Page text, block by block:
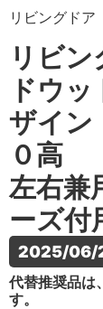
リビングドア
リビ
ドウ
ザイ
０高
左右
ーズ付
2025/06/
代替推奨品は
す。